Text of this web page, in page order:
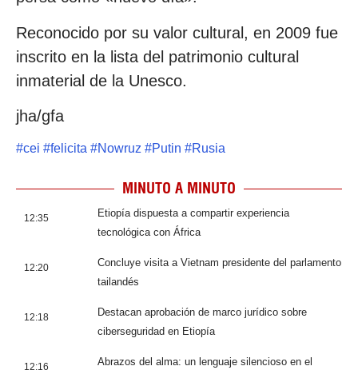
Reconocido por su valor cultural, en 2009 fue
inscrito en la lista del patrimonio cultural
inmaterial de la Unesco.
jha/gfa
#cei #felicita #Nowruz #Putin #Rusia
MINUTO A MINUTO
12:35
Etiopía dispuesta a compartir experiencia
tecnológica con África
12:20
Concluye visita a Vietnam presidente del parlamento
tailandés
12:18
Destacan aprobación de marco jurídico sobre
ciberseguridad en Etiopía
12:16
Abrazos del alma: un lenguaje silencioso en el